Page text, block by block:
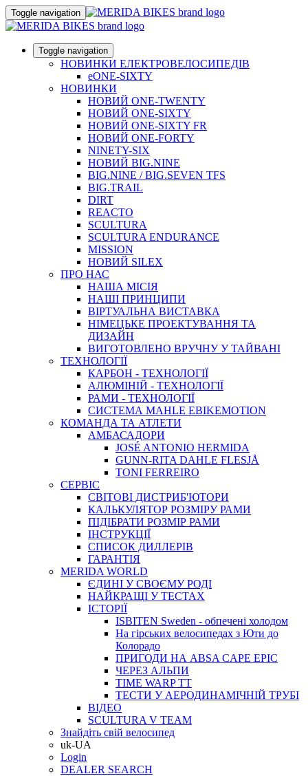
Toggle navigation
Toggle navigation
НОВИНКИ ЕЛЕКТРОВЕЛОСИПЕДІВ
eONE-SIXTY
НОВИНКИ
НОВИЙ ONE-TWENTY
НОВИЙ ONE-SIXTY
НОВИЙ ONE-SIXTY FR
НОВИЙ ONE-FORTY
NINETY-SIX
НОВИЙ BIG.NINE
BIG.NINE / BIG.SEVEN TFS
BIG.TRAIL
DIRT
REACTO
SCULTURA
SCULTURA ENDURANCE
MISSION
НОВИЙ SILEX
ПРО НАС
НАША МICIЯ
НАШI ПРИНЦИПИ
ВIРТУАЛЬНА ВИСТАВКА
НІМЕЦЬКЕ ПРОЕКТУВАННЯ ТА
ДИЗАЙН
ВИГОТОВЛЕНО ВРУЧНУ У ТАЙВАНІ
ТЕХНОЛОГІЇ
КАРБОН - ТЕХНОЛОГІЇ
АЛЮМІНІЙ - ТЕХНОЛОГІЇ
РАМИ - ТЕХНОЛОГІЇ
СИСТЕМА MAHLE EBIKEMOTION
КОМАНДА ТА АТЛЕТИ
АМБАСАДОРИ
JOSÉ ANTONIO HERMIDA
GUNN-RITA DAHLE FLESJÅ
TONI FERREIRO
СЕРВІС
СВІТОВІ ДИСТРИБ'ЮТОРИ
КАЛЬКУЛЯТОР РОЗМIРУ РАМИ
ПІДІБРАТИ РОЗМІР РАМИ
IНСТРУКЦIЇ
СПИСОК ДИЛЛЕРІВ
ГАРАНТIЯ
MERIDA WORLD
ЄДИНI У СВОЄМУ РОДI
НАЙКРАЩІ У ТЕСТАХ
ІСТОРІЇ
ISBITEN Sweden - обпечені холодом
На гірських велосипедах з Юти до
Колорадо
ПРИГОДИ НА ABSA CAPE EPIC
ЧЕРЕЗ АЛЬПИ
TIME WARP TT
ТЕСТИ У АЕРОДИНАМІЧНІЙ ТРУБІ
ВІДЕО
SCULTURA V TEAM
Знайдіть свій велосипед
uk-UA
Login
DEALER SEARCH